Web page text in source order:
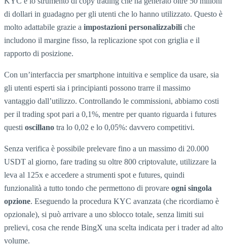
di dollari in guadagno per gli utenti che lo hanno utilizzato. Questo è
molto adattabile grazie a impostazioni personalizzabili che
includono il margine fisso, la replicazione spot con griglia e il
rapporto di posizione.
Con un’interfaccia per smartphone intuitiva e semplice da usare, sia
gli utenti esperti sia i principianti possono trarre il massimo
vantaggio dall’utilizzo. Controllando le commissioni, abbiamo costi
per il trading spot pari a 0,1%, mentre per quanto riguarda i futures
questi oscillano tra lo 0,02 e lo 0,05%: davvero competitivi.
Senza verifica è possibile prelevare fino a un massimo di 20.000
USDT al giorno, fare trading su oltre 800 criptovalute, utilizzare la
leva al 125x e accedere a strumenti spot e futures, quindi
funzionalità a tutto tondo che permettono di provare ogni singola
opzione. Eseguendo la procedura KYC avanzata (che ricordiamo è
opzionale), si può arrivare a uno sblocco totale, senza limiti sui
prelievi, cosa che rende BingX una scelta indicata per i trader ad alto
volume.